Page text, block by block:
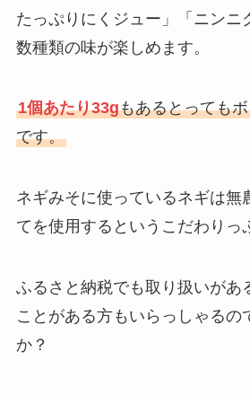
たっぷりにくジュー」「ニンニ
数種類の味が楽しめます。
1個あたり33gもあるとっても
です。
ネギみそに使っているネギは無
てを使用するというこだわり
ふるさと納税でも取り扱いがあ
ことがある方もいらっしゃるの
か？